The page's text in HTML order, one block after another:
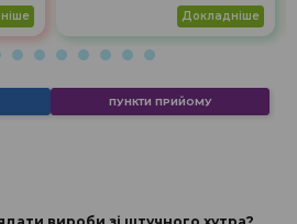
докладніше
ПУНКТИ ПРИЙОМУ